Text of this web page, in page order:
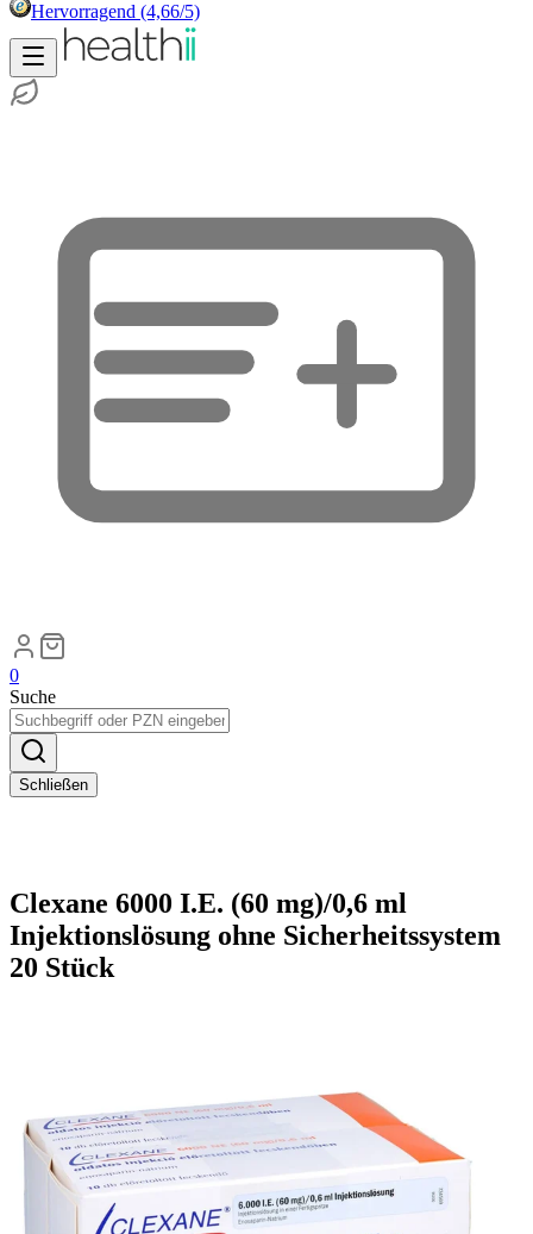
Hervorragend (4,66/5)
0
Suche
Schließen
Clexane 6000 I.E. (60 mg)/0,6 ml
Injektionslösung ohne Sicherheitssystem
20 Stück